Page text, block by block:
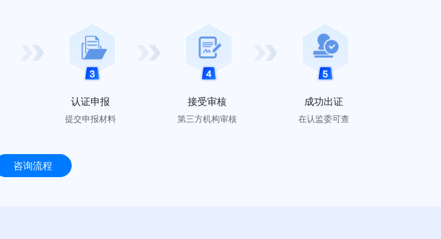
认证申报
提交申报材料
接受审核
第三方机构审核
成功出证
在认监委可查
咨询流程